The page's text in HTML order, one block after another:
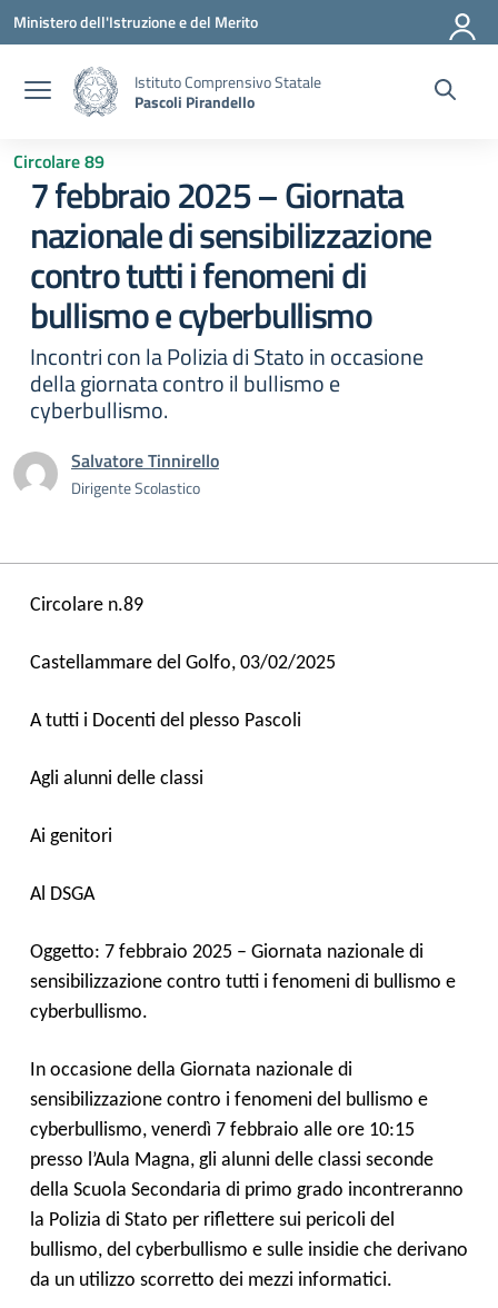
Vai ai contenuti
Vai al menu di navigazione
Vai al footer
Ministero dell'Istruzione e del Merito
Istituto Comprensivo Statale
Pascoli Pirandello
Circolare 89
7 febbraio 2025 – Giornata
nazionale di sensibilizzazione
contro tutti i fenomeni di
bullismo e cyberbullismo
Incontri con la Polizia di Stato in occasione
della giornata contro il bullismo e
cyberbullismo.
Salvatore Tinnirello
Dirigente Scolastico
Circolare n.89
Castellammare del Golfo, 03/02/2025
A tutti i Docenti del plesso Pascoli
Agli alunni delle classi
Ai genitori
Al DSGA
Oggetto: 7 febbraio 2025 – Giornata nazionale di
sensibilizzazione contro tutti i fenomeni di bullismo e
cyberbullismo.
In occasione della Giornata nazionale di
sensibilizzazione contro i fenomeni del bullismo e
cyberbullismo, venerdì 7 febbraio alle ore 10:15
presso l’Aula Magna, gli alunni delle classi seconde
della Scuola Secondaria di primo grado incontreranno
la Polizia di Stato per riflettere sui pericoli del
bullismo, del cyberbullismo e sulle insidie che derivano
da un utilizzo scorretto dei mezzi informatici.